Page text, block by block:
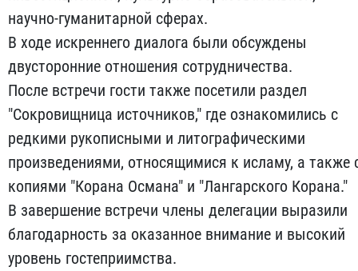
научно-гуманитарной сферах.
В ходе искреннего диалога были обсуждены
двусторонние отношения сотрудничества.
После встречи гости также посетили раздел
"Сокровищница источников," где ознакомились с
редкими рукописными и литографическими
произведениями, относящимися к исламу, а также
копиями "Корана Османа" и "Лангарского Корана."
В завершение встречи члены делегации выразили
благодарность за оказанное внимание и высокий
уровень гостеприимства.